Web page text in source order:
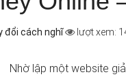
đổi cách nghĩ lượt xem:
Nhờ lập một website